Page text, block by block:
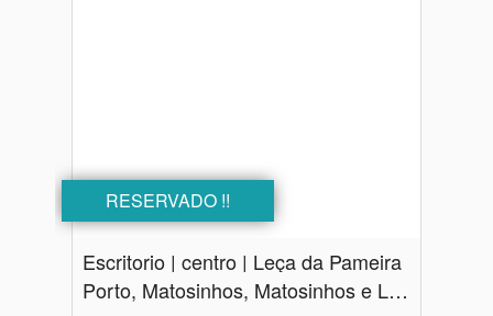
RESERVADO !!
Escritorio | centro | Leça da Pameira
Porto, Matosinhos, Matosinhos e Leça da Palmeira